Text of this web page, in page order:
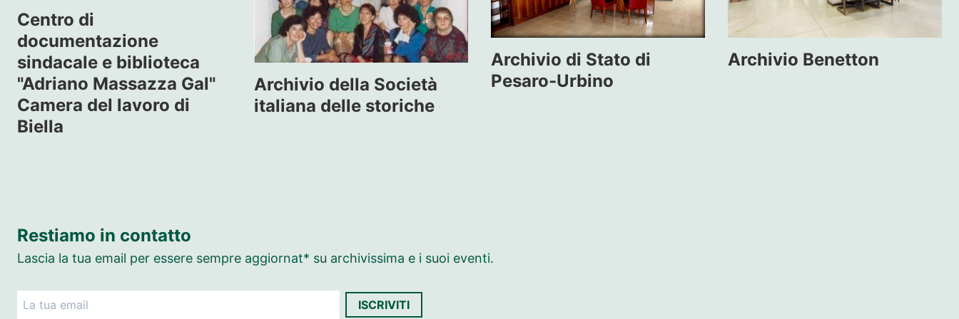
Centro di
documentazione
sindacale e biblioteca
"Adriano Massazza Gal"
Camera del lavoro di
Biella
Archivio della Società
italiana delle storiche
Archivio di Stato di
Pesaro-Urbino
Archivio Benetton
Restiamo in contatto
Lascia la tua email per essere sempre aggiornat* su archivissima e i suoi eventi.
ISCRIVITI